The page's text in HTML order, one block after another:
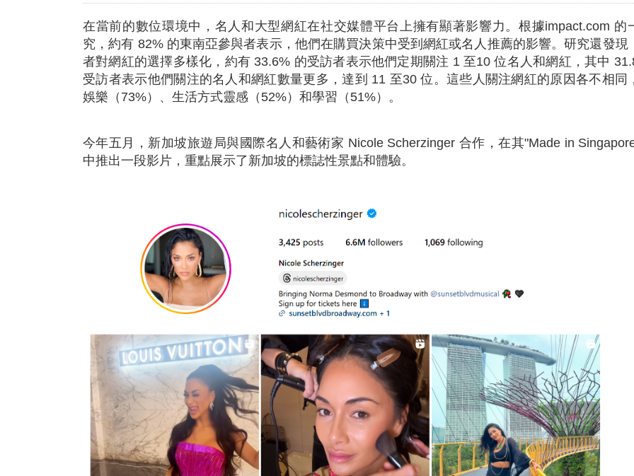
在當前的數位環境中，名人和大型網紅在社交媒體平台上擁有顯著影響力。根據impact.com 的
究，約有 82% 的東南亞參與者表示，他們在購買決策中受到網紅或名人推薦的影響。研究還發現
者對網紅的選擇多樣化，約有 33.6% 的受訪者表示他們定期關注 1 至10 位名人和網紅，其中
受訪者表示他們關注的名人和網紅數量更多，達到 11 至30 位。這些人關注網紅的原因各不相同
娛樂（73%）、生活方式靈感（52%）和學習（51%）。
今年五月，新加坡旅遊局與國際名人和藝術家 Nicole Scherzinger 合作，在其"Made in
中推出一段影片，重點展示了新加坡的標誌性景點和體驗。